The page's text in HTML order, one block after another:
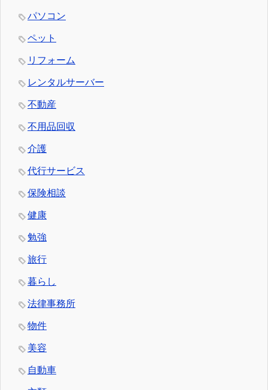
パソコン
ペット
リフォーム
レンタルサーバー
不動産
不用品回収
介護
代行サービス
保険相談
健康
勉強
旅行
暮らし
法律事務所
物件
美容
自動車